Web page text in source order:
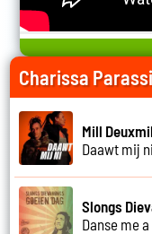
Charissa
Mill
Daawt mij ni
Slongs
Danse me a